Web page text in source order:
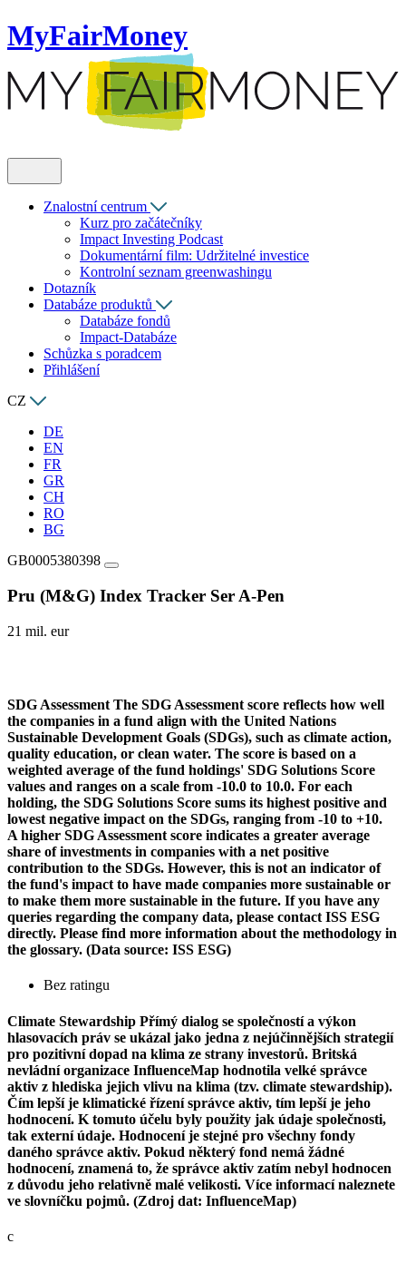
MyFairMoney
Znalostní centrum
Kurz pro začátečníky
Impact Investing Podcast
Dokumentární film: Udržitelné investice
Kontrolní seznam greenwashingu
Dotazník
Databáze produktů
Databáze fondů
Impact-Databáze
Schůzka s poradcem
Přihlášení
CZ
DE
EN
FR
GR
CH
RO
BG
GB0005380398
Pru (M&G) Index Tracker Ser A-Pen
21 mil. eur
SDG Assessment The SDG Assessment score reflects how well
the companies in a fund align with the United Nations
Sustainable Development Goals (SDGs), such as climate action,
quality education, or clean water. The score is based on a
weighted average of the fund holdings' SDG Solutions Score
values and ranges on a scale from -10.0 to 10.0. For each
holding, the SDG Solutions Score sums its highest positive and
lowest negative impact on the SDGs, ranging from -10 to +10.
A higher SDG Assessment score indicates a greater average
share of investments in companies with a net positive
contribution to the SDGs. However, this is not an indicator of
the fund's impact to have made companies more sustainable or
to make them more sustainable in the future. If you have any
queries regarding the company data, please contact ISS ESG
directly. Please find more information about the methodology in
the glossary. (Data source: ISS ESG)
Bez ratingu
Climate Stewardship Přímý dialog se společností a výkon
hlasovacích práv se ukázal jako jedna z nejúčinnějších strategií
pro pozitivní dopad na klima ze strany investorů. Britská
nevládní organizace InfluenceMap hodnotila velké správce
aktiv z hlediska jejich vlivu na klima (tzv. climate stewardship).
Čím lepší je klimatické řízení správce aktiv, tím lepší je jeho
hodnocení. K tomuto účelu byly použity jak údaje společnosti,
tak externí údaje. Hodnocení je stejné pro všechny fondy
daného správce aktiv. Pokud některý fond nemá žádné
hodnocení, znamená to, že správce aktiv zatím nebyl hodnocen
z důvodu jeho relativně malé velikosti. Více informací naleznete
ve slovníčku pojmů. (Zdroj dat: InfluenceMap)
c